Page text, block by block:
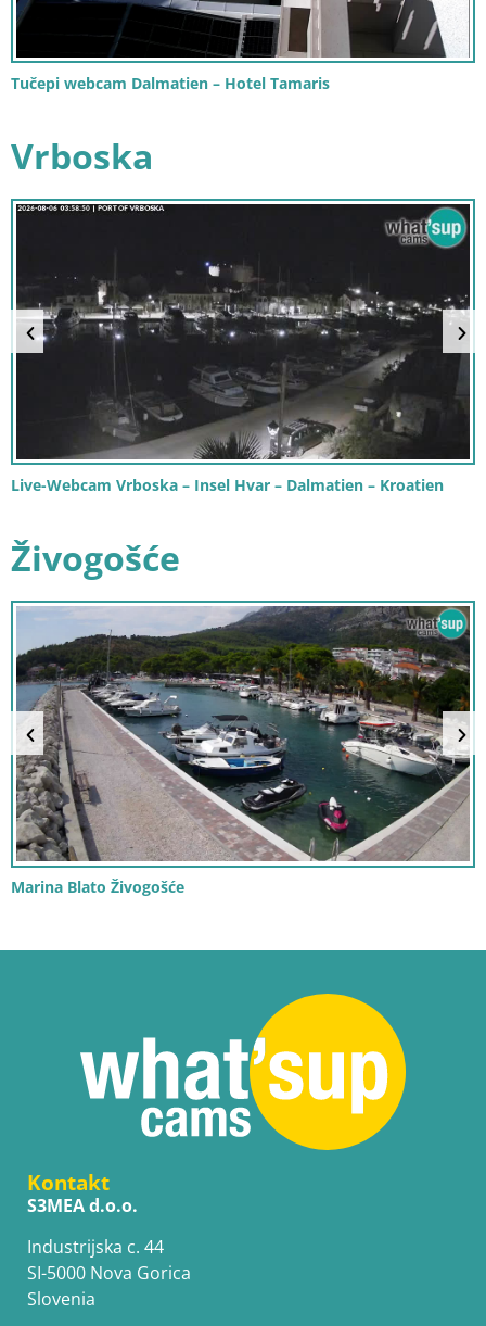
Tučepi webcam Dalmatien – Hotel Tamaris
Vrboska
Live-Webcam Vrboska – Insel Hvar – Dalmatien – Kroatien
Živogošće
Marina Blato Živogošće
Kontakt
S3MEA d.o.o.
Industrijska c. 44
SI-5000 Nova Gorica
Slovenia